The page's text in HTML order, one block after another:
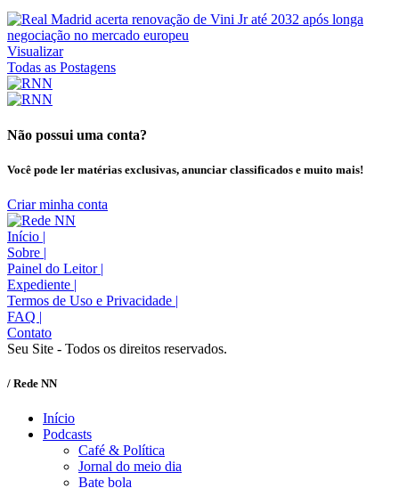
Visualizar
Todas as Postagens
Não possui uma conta?
Você pode ler matérias exclusivas, anunciar classificados e muito mais!
Criar minha conta
Início |
Sobre |
Painel do Leitor |
Expediente |
Termos de Uso e Privacidade |
FAQ |
Contato
Seu Site - Todos os direitos reservados.
/ Rede NN
Início
Podcasts
Café & Política
Jornal do meio dia
Bate bola